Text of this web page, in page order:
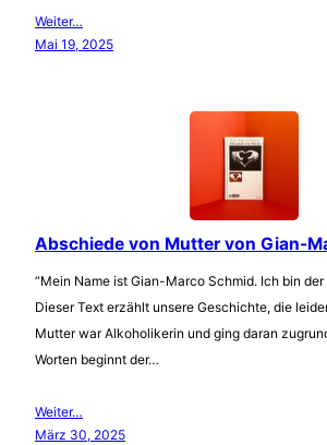
Weiter…
Mai 19, 2025
Abschiede von Mutter von Gian-
“Mein Name ist Gian-Marco Schmid. Ich bin
Dieser Text erzählt unsere Geschichte, die
Mutter war Alkoholikerin und ging daran
Worten beginnt der…
Weiter…
März 30, 2025